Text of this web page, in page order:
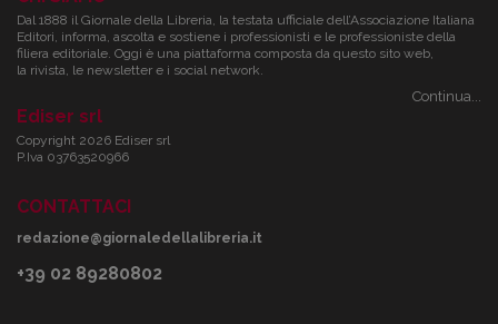
Dal 1888 il Giornale della Libreria, la testata ufficiale dell’Associazione Italiana
Editori, informa, ascolta e sostiene i professionisti e le professioniste della
filiera editoriale. Oggi è una piattaforma composta da questo sito web,
la rivista, le newsletter e i social network.
Continua...
Ediser srl
Copyright 2026 Ediser srl
P.Iva 03763520966
CONTATTACI
redazione@giornaledellalibreria.it
+39 02 89280802